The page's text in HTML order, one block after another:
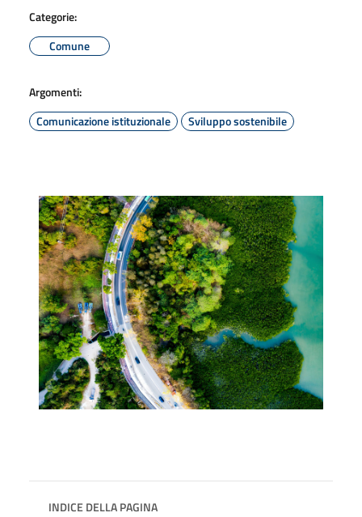
Categorie:
Comune
Argomenti:
Comunicazione istituzionale
Sviluppo sostenibile
INDICE DELLA PAGINA